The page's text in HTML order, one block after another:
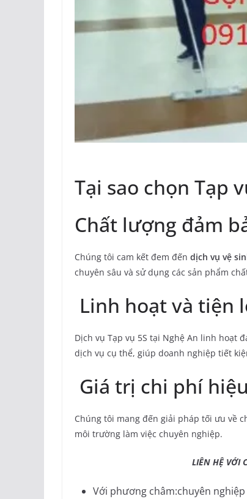
Tại sao chọn Tạp
Chất lượng đảm
Chúng tôi cam kết đem đến dịch vụ vệ
chuyên sâu và sử dụng các sản phẩm
Linh hoạt và tiện
Dịch vụ Tạp vụ 5S tại Nghệ An linh hoạt
dịch vụ cụ thể, giúp doanh nghiệp tiết
Giá trị chi phí
Chúng tôi mang đến giải pháp tối ưu về
môi trường làm việc chuyên nghiệp.
LIÊN HỆ VỚI
Với phương châm:chuyên